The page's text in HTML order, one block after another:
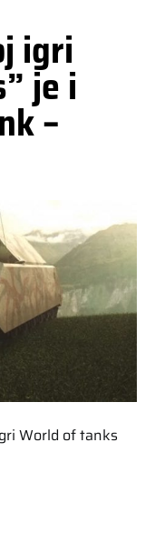
igri
je i
–
World of tanks